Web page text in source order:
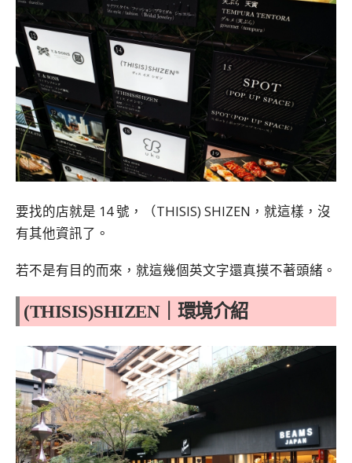
要找的店就是 14 號，（THISIS) SHIZEN，就這樣，沒
有其他資訊了。
若不是有目的而來，就這幾個英文字還真摸不著頭緒。
(THISIS)SHIZEN｜環境介紹